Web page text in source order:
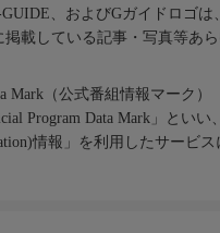
、およびGガイドロゴ
載している記事・写真等あ
Mark（公式番組情報マーク）
Program Data Mark」とい
情報」を利用したサービ